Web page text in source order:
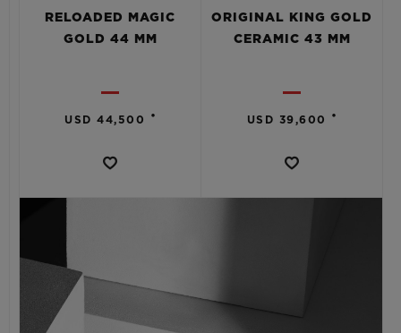
RELOADED MAGIC
GOLD 44 MM
USD 44,500 •
ORIGINAL KING GOLD
CERAMIC 43 MM
USD 39,600 •